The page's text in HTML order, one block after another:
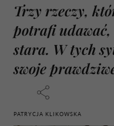
Trzy rzeczy,
potrafi udawać,
stara. W tych
swoje
PATRYCJA KLIKOWSKA